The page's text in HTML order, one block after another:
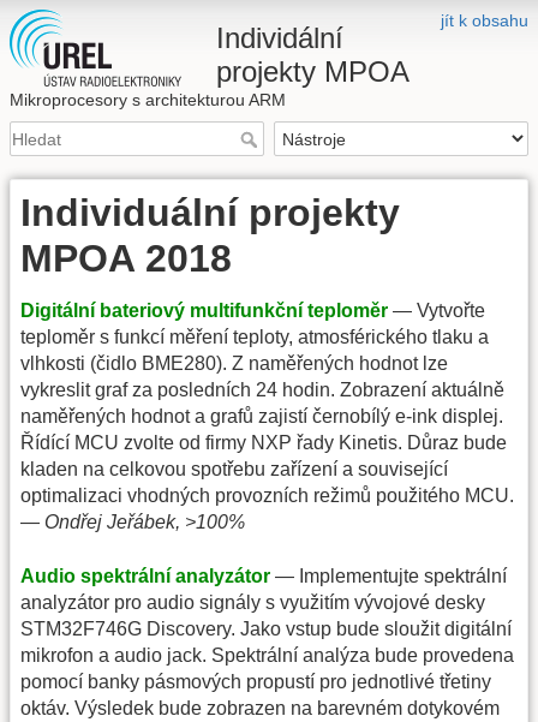
jít k obsahu
Individální
projekty MPOA
Mikroprocesory s architekturou ARM
Individuální projekty
MPOA 2018
Digitální bateriový multifunkční teploměr — Vytvořte
teploměr s funkcí měření teploty, atmosférického tlaku a
vlhkosti (čidlo BME280). Z naměřených hodnot lze
vykreslit graf za posledních 24 hodin. Zobrazení aktuálně
naměřených hodnot a grafů zajistí černobílý e-ink displej.
Řídící MCU zvolte od firmy NXP řady Kinetis. Důraz bude
kladen na celkovou spotřebu zařízení a související
optimalizaci vhodných provozních režimů použitého MCU.
— Ondřej Jeřábek, >100%
Audio spektrální analyzátor — Implementujte spektrální
analyzátor pro audio signály s využitím vývojové desky
STM32F746G Discovery. Jako vstup bude sloužit digitální
mikrofon a audio jack. Spektrální analýza bude provedena
pomocí banky pásmových propustí pro jednotlivé třetiny
oktáv. Výsledek bude zobrazen na barevném dotykovém